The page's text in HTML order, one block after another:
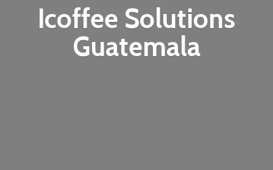
Icoffee Solutions
Guatemala